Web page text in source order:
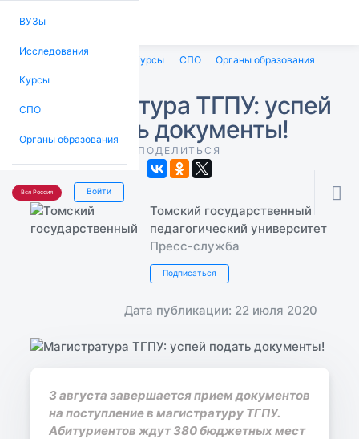
ВУЗы
Исследования
Курсы
СПО
Органы образования
Вся Россия Войти 
Исследования Курсы СПО Органы образования
Магистратура ТГПУ: успей
подать документы!
ПОДЕЛИТЬСЯ
Томский государственный
педагогический университет
Пресс-служба
Подписаться
Дата публикации: 22 июля 2020
3 августа завершается прием документов
на поступление в магистратуру ТГПУ.
Абитуриентов ждут 380 бюджетных мест